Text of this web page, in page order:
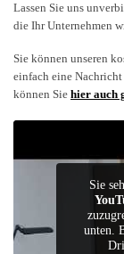
Lassen Sie uns
die Ihr Unternehmen
Sie können unseren
einfach eine Nachricht
können Sie hier auch
Sie
unten.